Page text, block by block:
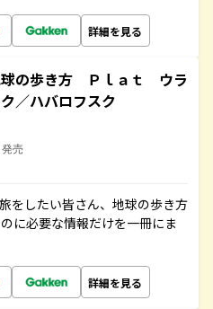
詳細を見る
の歩き方 Ｐｌａｔ ウラ
／ハバロフスク
売
をしたい皆さん、地球の歩き方
に必要な情報だけを一冊にま
詳細を見る